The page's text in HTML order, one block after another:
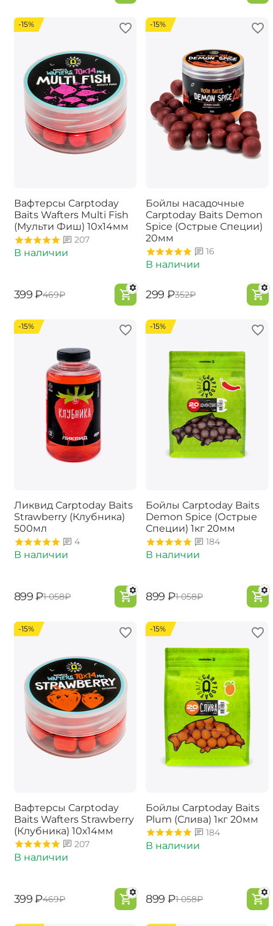
-15%
Вафтерсы Carptoday
Baits Wafters Multi Fish
(Мульти Фиш) 10х14мм
207
В наличии
‍399‍ ₽‍469‍₽
-15%
Бойлы насадочные
Carptoday Baits Demon
Spice (Острые Специи)
20мм
16
В наличии
‍299‍ ₽‍352‍₽
-15%
Ликвид Carptoday Baits
Strawberry (Клубника)
500мл
4
В наличии
‍899‍ ₽‍1 058‍₽
-15%
Бойлы Carptoday Baits
Demon Spice (Острые
Специи) 1кг 20мм
184
В наличии
‍899‍ ₽‍1 058‍₽
-15%
Вафтерсы Carptoday
Baits Wafters Strawberry
(Клубника) 10х14мм
207
В наличии
‍399‍ ₽‍469‍₽
-15%
Бойлы Carptoday Baits
Plum (Слива) 1кг 20мм
184
В наличии
‍899‍ ₽‍1 058‍₽